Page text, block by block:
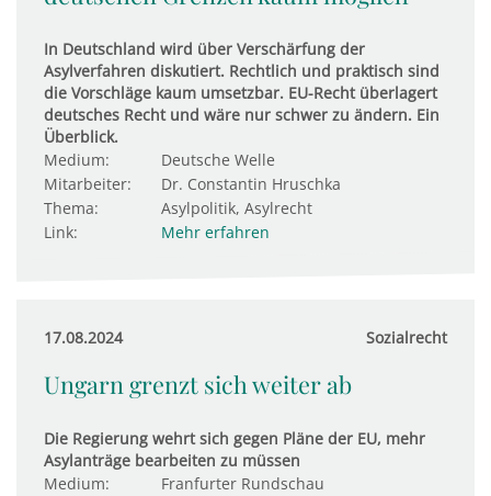
In Deutschland wird über Verschärfung der
Asylverfahren diskutiert. Rechtlich und praktisch sind
die Vorschläge kaum umsetzbar. EU-Recht überlagert
deutsches Recht und wäre nur schwer zu ändern. Ein
Überblick.
Medium:
Deutsche Welle
Mitarbeiter:
Dr. Constantin Hruschka
Thema:
Asylpolitik, Asylrecht
Link:
Mehr erfahren
17.08.2024 Sozialrecht
Ungarn grenzt sich weiter ab
Die Regierung wehrt sich gegen Pläne der EU, mehr
Asylanträge bearbeiten zu müssen
Medium:
Franfurter Rundschau